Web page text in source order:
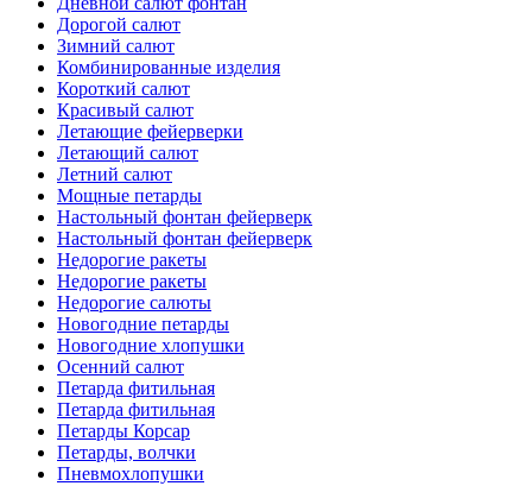
Дорогой салют
Зимний салют
Комбинированные изделия
Короткий салют
Красивый салют
Летающие фейерверки
Летающий салют
Летний салют
Мощные петарды
Настольный фонтан фейерверк
Настольный фонтан фейерверк
Недорогие ракеты
Недорогие ракеты
Недорогие салюты
Новогодние петарды
Новогодние хлопушки
Осенний салют
Петарда фитильная
Петарда фитильная
Петарды Корсар
Петарды, волчки
Пневмохлопушки